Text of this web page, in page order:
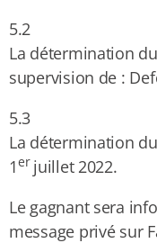
5.2
La détermination
supervision de :
5.3
La détermination
1er juillet 2022.
Le gagnant sera
message privé sur